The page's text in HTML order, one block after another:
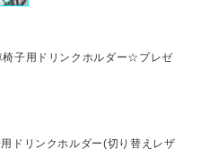
子用ドリンクホルダー☆プレゼ
リンクホルダー(切り替えレザ